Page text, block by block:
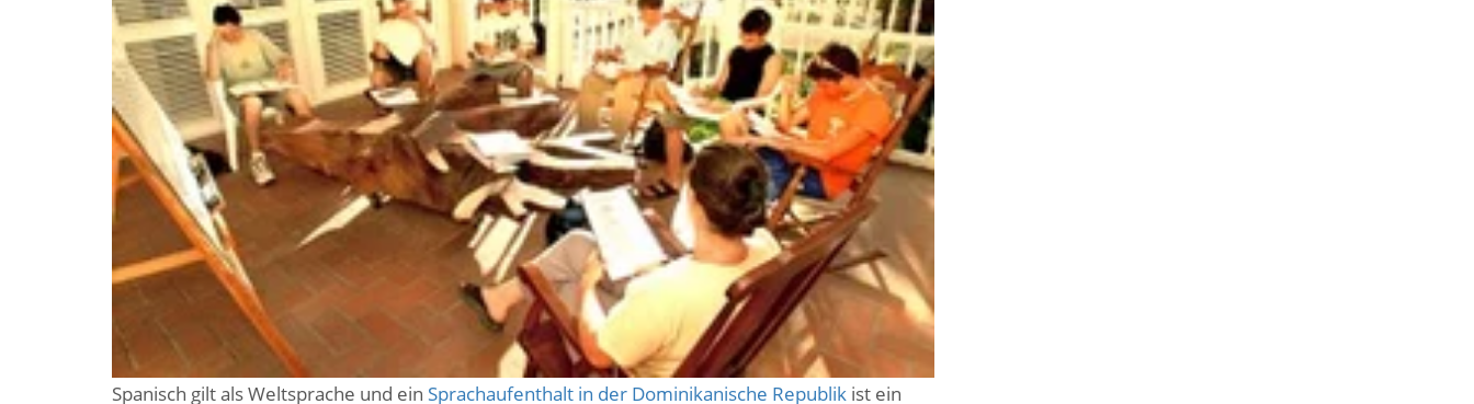
Spanisch gilt als Weltsprache und ein Sprachaufenthalt in der Dominikanische Republik ist ein